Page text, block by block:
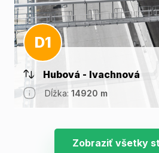
D1
Hubová - Ivachnová
Dĺžka: 14920 m
Zobraziť všetky